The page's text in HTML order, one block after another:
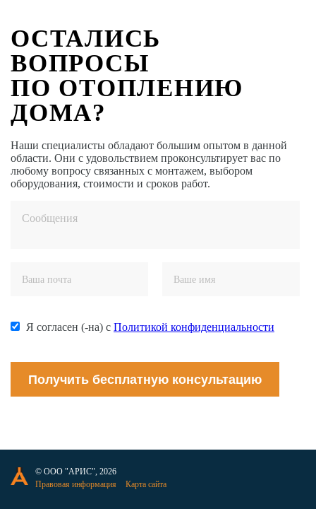
ОСТАЛИСЬ
ВОПРОСЫ
ПО ОТОПЛЕНИЮ
ДОМА?
Наши специалисты обладают большим опытом в данной
области. Они с удовольствием проконсультирует вас по
любому вопросу связанных с монтажем, выбором
оборудования, стоимости и сроков работ.
Я согласен (-на) с Политикой конфиденциальности
Получить бесплатную консультацию
© ООО "АРИС", 2026
Правовая информация
Карта сайта